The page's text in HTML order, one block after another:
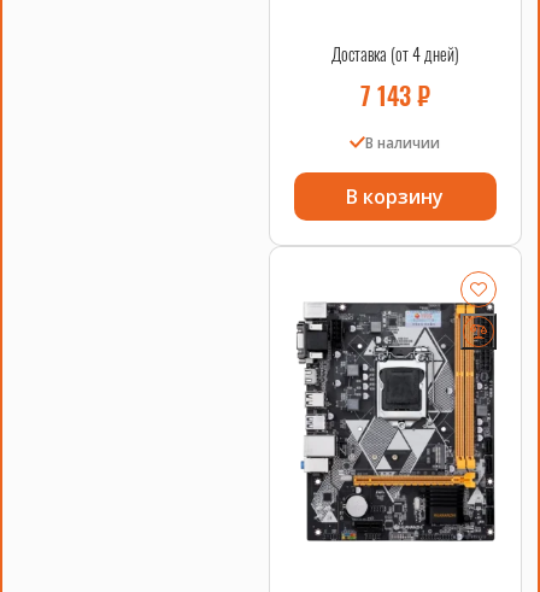
Доставка (от 4 дней)
7 143₽
В наличии
В корзину